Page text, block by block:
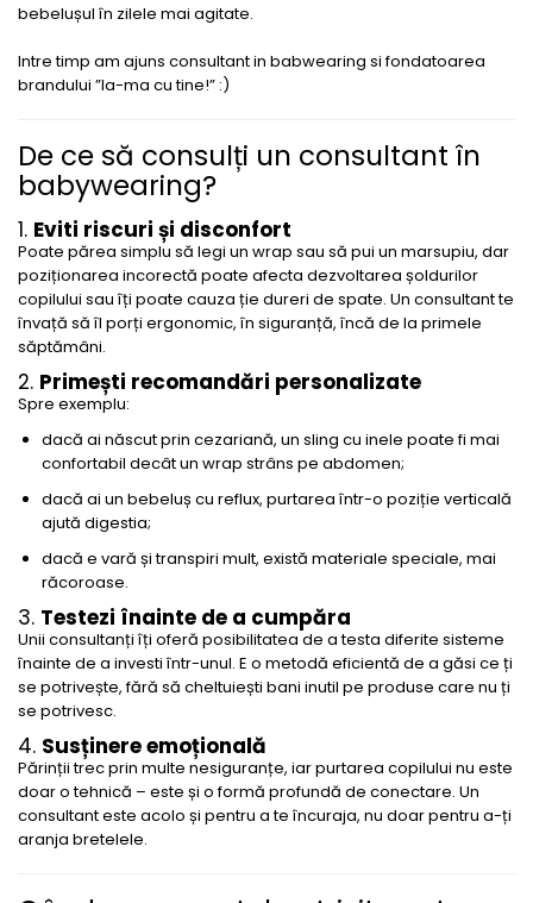
bebelușul în zilele mai agitate.
Intre timp am ajuns consultant in babwearing si fondatoarea
brandului ”Ia-ma cu tine!” :)
De ce să consulți un consultant în
babywearing?
1. Eviti riscuri și disconfort
Poate părea simplu să legi un wrap sau să pui un marsupiu, dar
poziționarea incorectă poate afecta dezvoltarea șoldurilor
copilului sau îți poate cauza ție dureri de spate. Un consultant te
învață să îl porți ergonomic, în siguranță, încă de la primele
săptămâni.
2. Primești recomandări personalizate
Spre exemplu:
dacă ai născut prin cezariană, un sling cu inele poate fi mai
confortabil decât un wrap strâns pe abdomen;
dacă ai un bebeluș cu reflux, purtarea într-o poziție verticală
ajută digestia;
dacă e vară și transpiri mult, există materiale speciale, mai
răcoroase.
3. Testezi înainte de a cumpăra
Unii consultanți îți oferă posibilitatea de a testa diferite sisteme
înainte de a investi într-unul. E o metodă eficientă de a găsi ce ți
se potrivește, fără să cheltuiești bani inutil pe produse care nu ți
se potrivesc.
4. Susținere emoțională
Părinții trec prin multe nesiguranțe, iar purtarea copilului nu este
doar o tehnică – este și o formă profundă de conectare. Un
consultant este acolo și pentru a te încuraja, nu doar pentru a-ți
aranja bretelele.